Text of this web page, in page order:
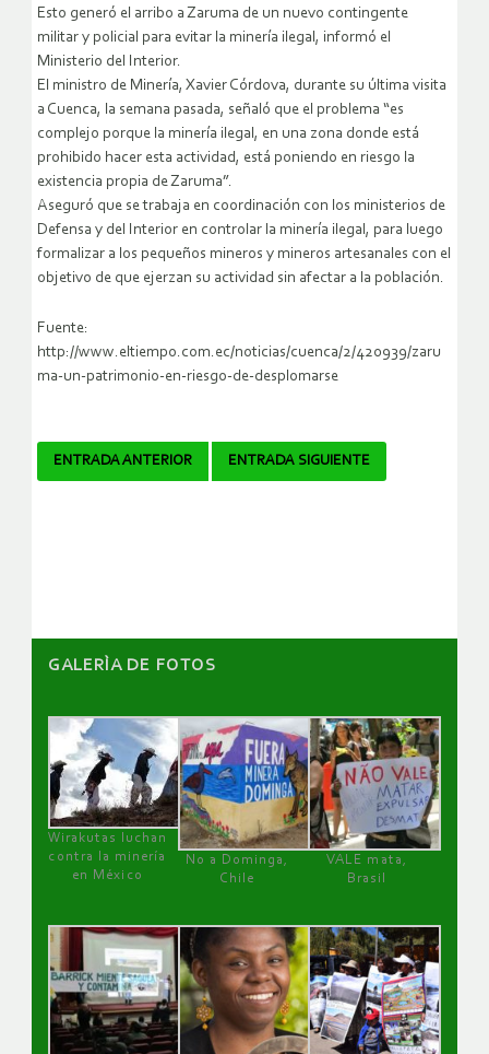
Esto generó el arribo a Zaruma de un nuevo contingente
militar y policial para evitar la minería ilegal, informó el
Ministerio del Interior.
El ministro de Minería, Xavier Córdova, durante su última visita
a Cuenca, la semana pasada, señaló que el problema “es
complejo porque la minería ilegal, en una zona donde está
prohibido hacer esta actividad, está poniendo en riesgo la
existencia propia de Zaruma”.
Aseguró que se trabaja en coordinación con los ministerios de
Defensa y del Interior en controlar la minería ilegal, para luego
formalizar a los pequeños mineros y mineros artesanales con el
objetivo de que ejerzan su actividad sin afectar a la población.
Fuente:
http://www.eltiempo.com.ec/noticias/cuenca/2/420939/zaru
ma-un-patrimonio-en-riesgo-de-desplomarse
Navegador
ENTRADA ANTERIOR ENTRADA SIGUIENTE
GALERÌA DE FOTOS
Wirakutas luchan
contra la minería
en México
No a Dominga,
Chile
VALE mata,
Brasil